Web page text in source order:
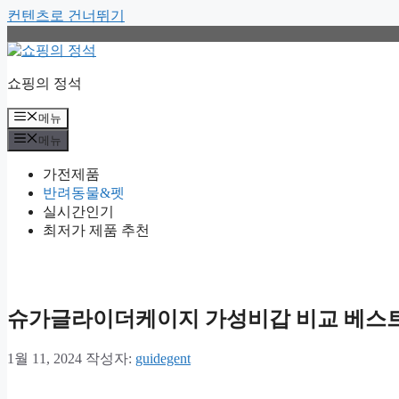
컨텐츠로 건너뛰기
쇼핑의 정석
메뉴
메뉴
가전제품
반려동물&펫
실시간인기
최저가 제품 추천
슈가글라이더케이지 가성비갑 비교 베스
1월 11, 2024 작성자: guidegent